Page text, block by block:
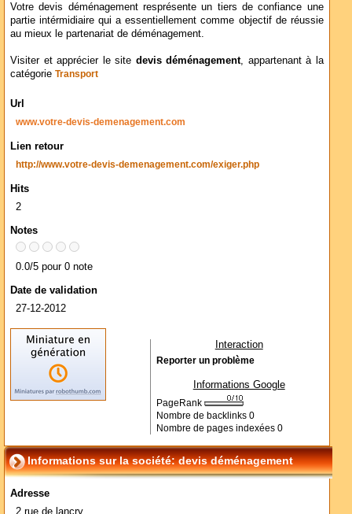
Votre devis déménagement resprésente un tiers de confiance une
partie intérmidiaire qui a essentiellement comme objectif de réussie
au mieux le partenariat de déménagement.
Visiter et apprécier le site devis déménagement, appartenant à la
catégorie Transport
Url
www.votre-devis-demenagement.com
Lien retour
http://www.votre-devis-demenagement.com/exiger.php
Hits
2
Notes
0.0/5 pour 0 note
Date de validation
27-12-2012
Interaction
Reporter un problème
Informations Google
PageRank
Nombre de backlinks 0
Nombre de pages indexées 0
Informations sur la société: devis déménagement
Adresse
2 rue de lancry